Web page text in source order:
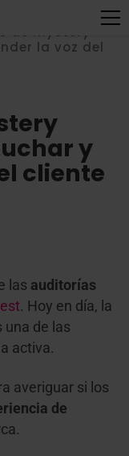
de mystery
la voz del
y
cliente
las auditorías
. Hoy en día, la
una de las
activa.
averiguar si los
de